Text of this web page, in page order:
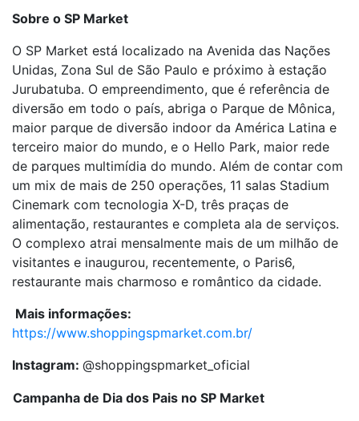
Sobre o SP Market
O SP Market está localizado na Avenida das Nações
Unidas, Zona Sul de São Paulo e próximo à estação
Jurubatuba. O empreendimento, que é referência de
diversão em todo o país, abriga o Parque de Mônica,
maior parque de diversão indoor da América Latina e
terceiro maior do mundo, e o Hello Park, maior rede
de parques multimídia do mundo. Além de contar com
um mix de mais de 250 operações, 11 salas Stadium
Cinemark com tecnologia X-D, três praças de
alimentação, restaurantes e completa ala de serviços.
O complexo atrai mensalmente mais de um milhão de
visitantes e inaugurou, recentemente, o Paris6,
restaurante mais charmoso e romântico da cidade.
Mais informações:
https://www.shoppingspmarket.com.br/
Instagram: @shoppingspmarket_oficial
Campanha de Dia dos Pais no SP Market